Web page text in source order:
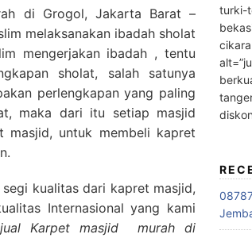
di Grogol, Jakarta Barat –
melaksanakan ibadah sholat
mengerjakan ibadah , tentu
sholat, salah satunya
perlengkapan yang paling
maka dari itu setiap masjid
masjid, untuk membeli kapret
kualitas dari kapret masjid,
Internasional yang kami
jual Karpet masjid
murah di
turki-